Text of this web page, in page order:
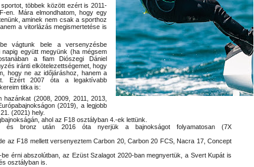
többek között ezért is 2011-
en. Mára elmondhatom, hogy egy
aminek nem csak a sporthoz
a vitorlázás megismertetése is
vágtunk bele a versenyzésbe
együtt megyünk (ha mégsem
a fiam Diószegi Dániel
iránti elkötelezettségemet, hogy
hogy ne az időjáráshoz, hanem a
Ezért 2007 óta a legaktívabb
titka is:
hazánkat (2008, 2009, 2011, 2013,
(2019), a legjobb
(2021) hely.
ahol az F18 osztályban 4.-ek lettünk.
bronz után 2016 óta nyerjük a bajnokságot folyamatosan (7X
az F18 mellett versenyeztem Carbon 20, Carbon 20 FCS, Nacra 17, Concept
érni abszolútban, az Ezüst Szalagot 2020-ban megnyertük, a Svert Kupát is
osztályban is.